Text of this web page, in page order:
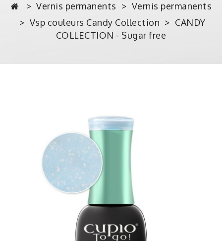
Vernis permanents
Vernis permanents
Vsp couleurs Candy Collection
CANDY
COLLECTION - Sugar free